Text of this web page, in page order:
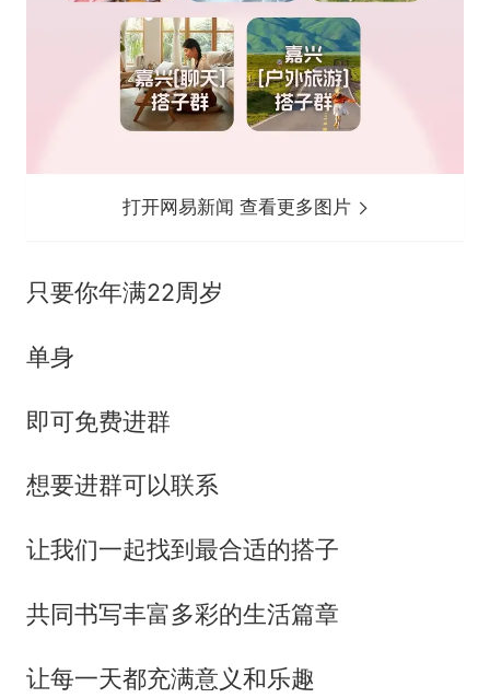
打开网易新闻 查看更多图片
只要你年满22周岁
单身
即可免费进群
想要进群可以联系
让我们一起找到最合适的搭子
共同书写丰富多彩的生活篇章
让每一天都充满意义和乐趣